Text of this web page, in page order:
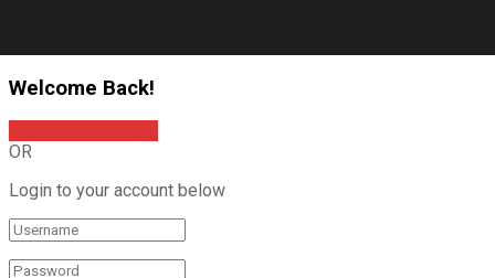
Welcome Back!
OR
Login to your account below